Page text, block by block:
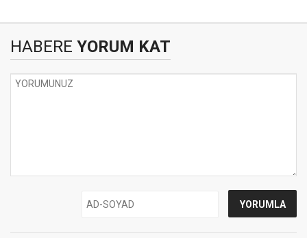
HABERE YORUM KAT